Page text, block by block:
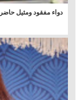
دواء مفقود ومثيل